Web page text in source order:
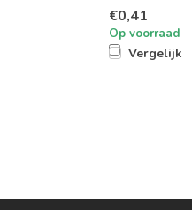
€0,41
Op voorraad
Vergelijk